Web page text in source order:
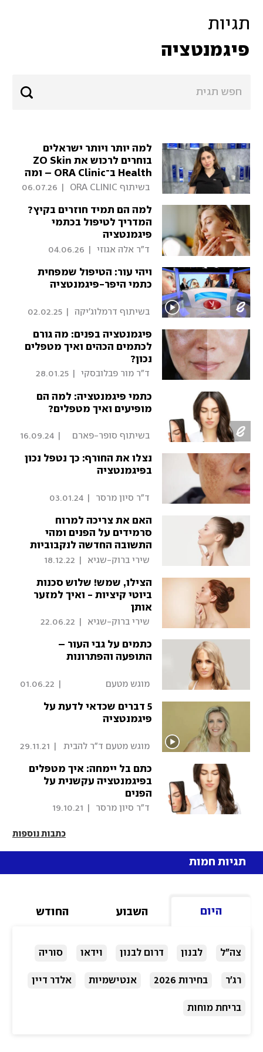
תגיות
פיגמנטציה
למה יותר ויותר ישראלים
בוחרים לרכוש את ZO Skin
Health ב־ORA Clinic – ומה
חשוב לדעת לפני שמתחילים?
בשיתוף ORA CLINIC 06.07.26
למה הם תמיד חוזרים בקיץ?
המדריך לטיפול בכתמי
פיגמנטציה
ד"ר אלה אגוזי 04.06.26
ויהי עור: הטיפול שמפחית
כתמי היפר-פיגמנטציה
בשיתוף דרמלוג'יקה 02.02.25
פיגמנטציה בפנים: מה גורם
לכתמים הכהים ואיך מטפלים
נכון?
ד"ר מור פבלובסקי 28.01.25
כתמי פיגמנטציה: למה הם
מופיעים ואיך מטפלים?
16.09.24
נצלו את החורף: כך נטפל נכון
בפיגמנטציה
ד"ר סיון מרסר 03.01.24
האם את צריכה למרוח
סרמידים על הפנים ומהי
התשובה החדשה לנקבוביות
פעורות?
שירי ברוק-שגיא 18.12.22
הצילו, שמש! שלוש סכנות
ביוטי קיציות - ואיך למזער
אותן
שירי ברוק-שגיא 22.06.22
כתמים על גבי העור –
התופעה והפתרונות
01.06.22
5 דברים שכדאי לדעת על
פיגמנטציה
29.11.21
כתם בל יימחה: איך מטפלים
בפיגמנטציה עקשנית על
הפנים
ד"ר סיון מרסר 19.10.21
כתבות נוספות
תגיות חמות
היום השבוע החודש
צה"ל לבנון דרום לבנון וידאו סוריה
רג'ר בחירות 2026 אנטישמיות אלדר דיין
בריחת מוחות